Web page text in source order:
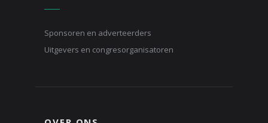
Sponsoren en adverteerders
Uitgevers en congresorganisatoren